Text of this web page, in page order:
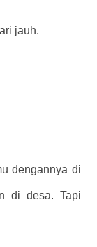
jauh.
dengannya di
di desa. Tapi